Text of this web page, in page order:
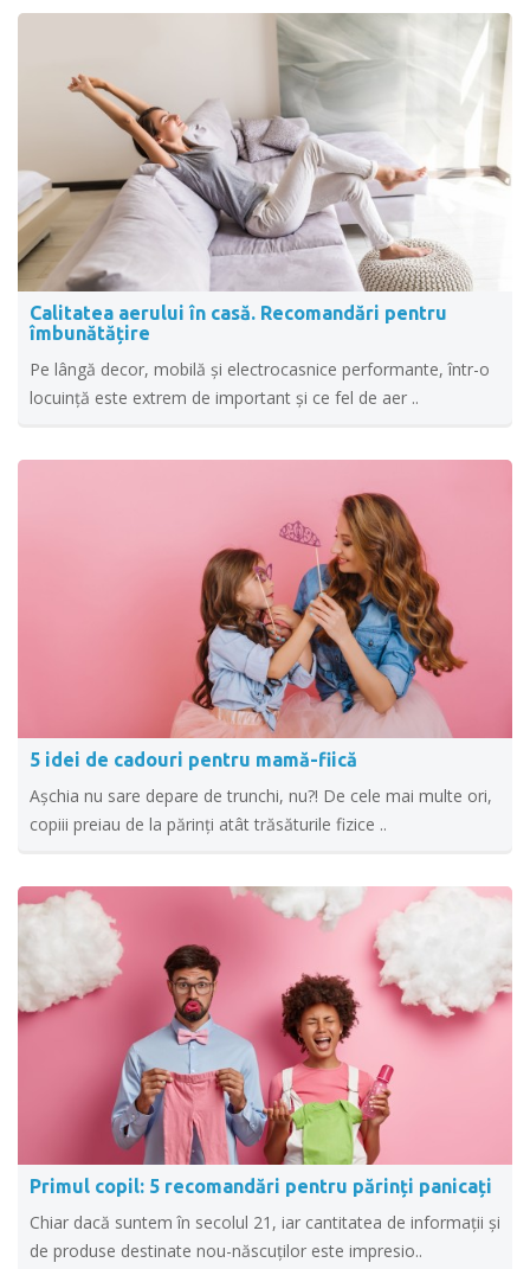
Calitatea aerului în casă. Recomandări pentru
îmbunătățire
Pe lângă decor, mobilă și electrocasnice performante, într-o
locuință este extrem de important și ce fel de aer ..
5 idei de cadouri pentru mamă-fiică
Așchia nu sare depare de trunchi, nu?! De cele mai multe ori,
copiii preiau de la părinți atât trăsăturile fizice ..
Primul copil: 5 recomandări pentru părinți panicați
Chiar dacă suntem în secolul 21, iar cantitatea de informații și
de produse destinate nou-născuților este impresio..